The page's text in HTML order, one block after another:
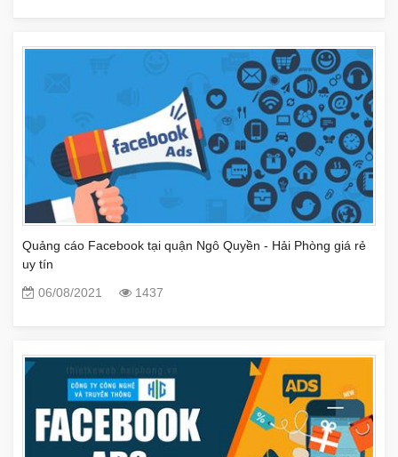
Quảng cáo Facebook tại quận Ngô Quyền - Hải Phòng giá rẻ
uy tín
06/08/2021
1437